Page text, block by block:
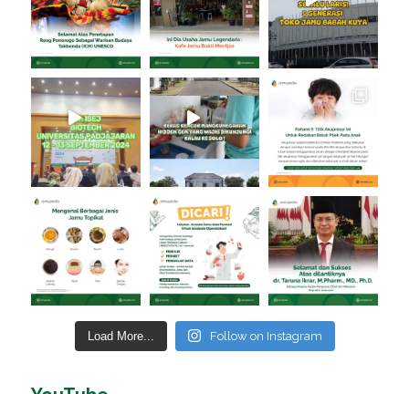
Load More... Follow on Instagram